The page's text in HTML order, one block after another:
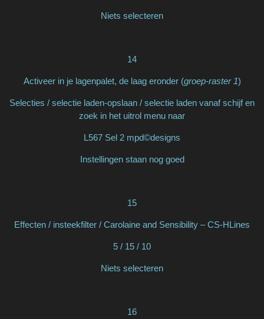
Niets selecteren
14
Activeer in je lagenpalet, de laag eronder (groep-raster 1)
Selecties / selectie laden-opslaan / selectie laden vanaf schijf en
zoek in het uitrol menu naar
L567 Sel 2 mpd©designs
Instellingen staan nog goed
15
Effecten / insteekfilter / Carolaine and Sensibility – CS-HLines
5 / 15 / 10
Niets selecteren
16